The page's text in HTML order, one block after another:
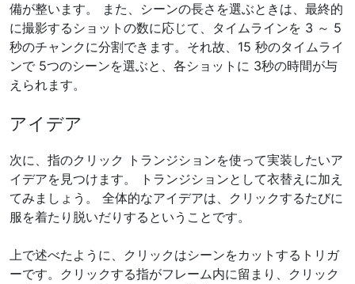
備が整います。 また、シーンの長さを選ぶときは、最終的
に撮影するショットの数に応じて、タイムラインを 3 ～ 5
秒のチャンクに分割できます。それ故、15 秒のタイムライ
ンで 5つのシーンを選ぶと、各ショットに 3秒の時間が与
えられます。
アイデア
次に、指のクリック トランジションを使って実装したいア
イデアを見つけます。 トランジションとして衣替えに加え
てみましょう。 全体的なアイデアは、クリックするたびに
服を着たり脱いだりするということです。
上で述べたように、クリックはシーンをカットするトリガ
ーです。クリックする指がフレーム内に留まり、クリック